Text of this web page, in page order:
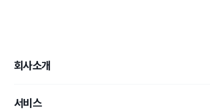
회사소개
서비스